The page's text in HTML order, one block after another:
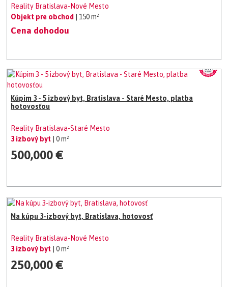
Reality Bratislava-Nové Mesto
Objekt pre obchod
| 150 m²
Cena dohodou
Kúpim 3 - 5 izbový byt, Bratislava - Staré Mesto, platba
hotovosťou
Reality Bratislava-Staré Mesto
3 izbový byt
| 0 m²
500,000 €
Na kúpu 3-izbový byt, Bratislava, hotovosť
Reality Bratislava-Nové Mesto
3 izbový byt | 0 m²
250,000 €